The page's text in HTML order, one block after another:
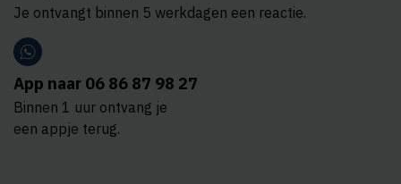
Je ontvangt binnen 5 werkdagen een reactie.
App naar 06 86 87 98 27
Binnen 1 uur ontvang je
een appje terug.